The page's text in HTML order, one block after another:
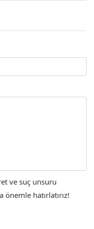
ve suç unsuru
hatırlatırız!